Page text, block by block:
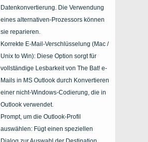
Datenkonvertierung. Die Verwendung
eines alternativen-Prozessors können
sie reparieren.
Korrekte E-Mail-Verschlüsselung (Mac /
Unix to Win): Diese Option sorgt für
vollständige Lesbarkeit von The Bat! e-
Mails in MS Outlook durch Konvertieren
einer nicht-Windows-Codierung, die in
Outlook verwendet.
Prompt, um die Outlook-Profil
auswählen: Fügt einen speziellen